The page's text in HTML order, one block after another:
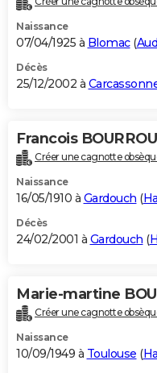
Naissance
07/04/1925 à Blomac(
Décès
25/12/2002 à
Francois
Créer une cagnotte
Naissance
16/05/1910 à Gardouch (
Décès
24/02/2001 à Gardouch (
Marie-martine
Créer une cagnotte
Naissance
10/09/1949 à Toulouse (